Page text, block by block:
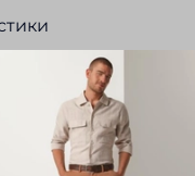
не оставлял